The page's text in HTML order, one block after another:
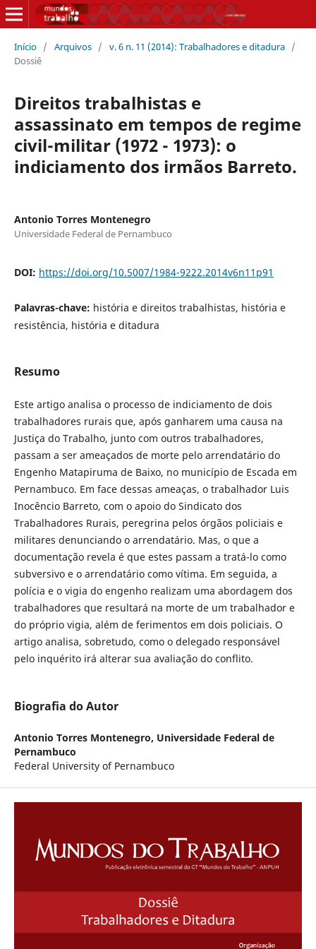
Início / Arquivos / v. 6 n. 11 (2014): Trabalhadores e ditadura /
Dossiê
Direitos trabalhistas e
assassinato em tempos de regime
civil-militar (1972 - 1973): o
indiciamento dos irmãos Barreto.
Antonio Torres Montenegro
Universidade Federal de Pernambuco
DOI: https://doi.org/10.5007/1984-9222.2014v6n11p91
Palavras-chave: história e direitos trabalhistas, história e
resistência, história e ditadura
Resumo
Este artigo analisa o processo de indiciamento de dois
trabalhadores rurais que, após ganharem uma causa na
Justiça do Trabalho, junto com outros trabalhadores,
passam a ser ameaçados de morte pelo arrendatário do
Engenho Matapiruma de Baixo, no município de Escada em
Pernambuco. Em face dessas ameaças, o trabalhador Luis
Inocêncio Barreto, com o apoio do Sindicato dos
Trabalhadores Rurais, peregrina pelos órgãos policiais e
militares denunciando o arrendatário. Mas, o que a
documentação revela é que estes passam a tratá-lo como
subversivo e o arrendatário como vítima. Em seguida, a
polícia e o vigia do engenho realizam uma abordagem dos
trabalhadores que resultará na morte de um trabalhador e
do próprio vigia, além de ferimentos em dois policiais. O
artigo analisa, sobretudo, como o delegado responsável
pelo inquérito irá alterar sua avaliação do conflito.
Biografia do Autor
Antonio Torres Montenegro, Universidade Federal de
Pernambuco
Federal University of Pernambuco